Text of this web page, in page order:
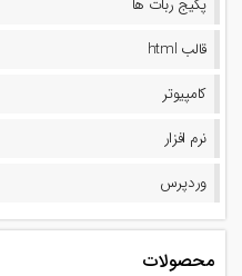
پکیج ربات ها
قالب html
کامپیوتر
نرم افزار
وردپرس
محصولات